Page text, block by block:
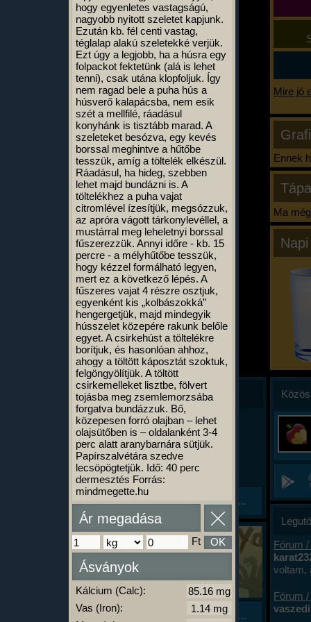
Mire jó
Ennek
Ma
Hírek
2026. 03. 20.
Mai leállásunk
Holnapig hiányos a ke...
MAI SZERVER LEÁLLÁS:
Kedves Felhasználók! Ma
8:00-15:39 közt leállt az
app. Mostanra helyreállt,
de a mai nap még hiányos
az adatbázis (okát lásd
lentebb). Akinek beragadt
a fekete képernyő az
appban, az lője ki az appot
és indítsa újra, végesetben
telepítse újra. Hamarosan
kiadunk egy új verziót
Tovább...
ÚJ JÁTÉK APP 2026. 01. 13.
KalóriaBázis oktató játé...
Ismerd meg játsszva ...
Elkészült a KalóriaBázis
ételoktató játéka, a
CarboHydra!
Tovább...
Fórum
voltam,
a
megállt
Fórum
hogy egyenletes vastagságú,
nagyobb nyitott szeletet kapjunk.
Ezután kb. fél centi vastag,
téglalap alakú szeletekké verjük.
Ezt úgy a legjobb, ha a húsra egy
folpackot fektetünk (alá is lehet
tenni), csak utána klopfoljuk. Így
nem ragad bele a puha hús a
húsverő kalapácsba, nem esik
szét a mellfilé, ráadásul
konyhánk is tisztább marad. A
szeleteket besózva, egy kevés
borssal meghintve a hűtőbe
tesszük, amíg a töltelék elkészül.
Ráadásul, ha hideg, szebben
lehet majd bundázni is. A
töltelékhez a puha vajat
citromlével ízesítjük, megsózzuk,
az apróra vágott tárkonylevéllel, a
mustárral meg leheletnyi borssal
fűszerezzük. Annyi időre - kb. 15
percre - a mélyhűtőbe tesszük,
hogy kézzel formálható legyen,
mert ez a következő lépés. A
fűszeres vajat 4 részre osztjuk,
egyenként kis „kolbászokká”
hengergetjük, majd mindegyik
hússzelet közepére rakunk belőle
egyet. A csirkehúst a töltelékre
borítjuk, és hasonlóan ahhoz,
ahogy a töltött káposztát szoktuk,
felgöngyölítjük. A töltött
csirkemelleket lisztbe, fölvert
tojásba meg zsemlemorzsába
forgatva bundázzuk. Bő,
közepesen forró olajban – lehet
olajsütőben is – oldalanként 3-4
perc alatt aranybarnára sütjük.
Papírszalvétára szedve
lecsöpögtetjük. Idő: 40 perc
dermesztés Forrás:
mindmegette.hu
Ár megadása
Ft OK
Ásványok
Kálcium (Calc):
Vas (Iron):